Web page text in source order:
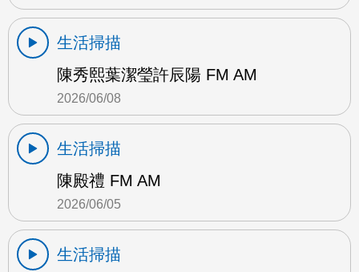
生活掃描
陳秀熙葉潔瑩許辰陽 FM AM
2026/06/08
生活掃描
陳殿禮 FM AM
2026/06/05
生活掃描